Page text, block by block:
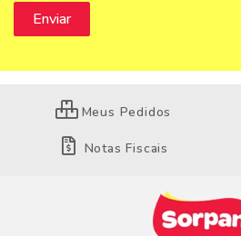
Meus Pedidos
Notas Fiscais